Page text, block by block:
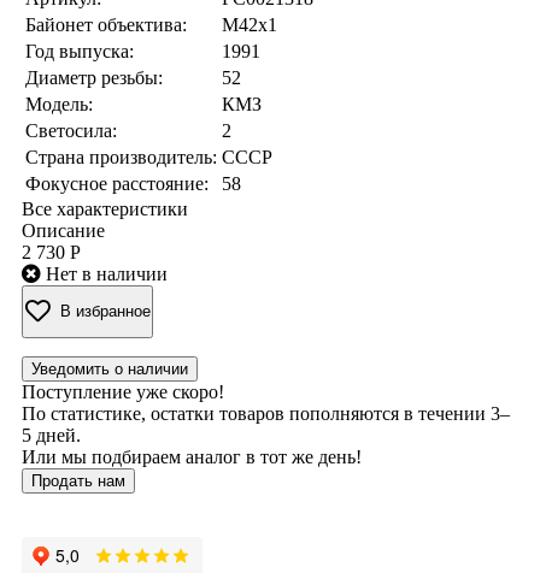
Байонет объектива:
M42x1
Год выпуска:
1991
Диаметр резьбы:
52
Модель:
КМЗ
Светосила:
2
Страна производитель: СССР
Фокусное расстояние:
58
Все характеристики
Описание
2 730 Р
Нет в наличии
В избранное
Уведомить о наличии
Поступление уже скоро!
По статистике, остатки товаров пополняются в течении 3–
5 дней.
Или мы подбираем аналог в тот же день!
Продать нам